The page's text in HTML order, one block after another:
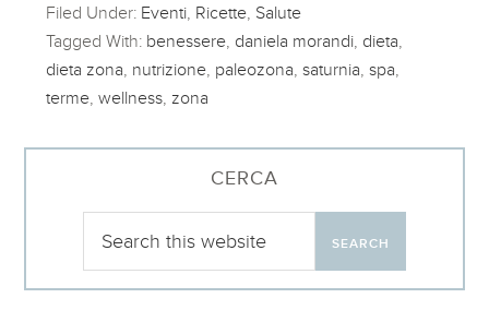
Filed Under: Eventi Ricette Salute
Tagged With: benessere daniela morandi dieta
dieta zona nutrizione paleozona ,saturnia ,spa
terme ,wellness zona
CERCA